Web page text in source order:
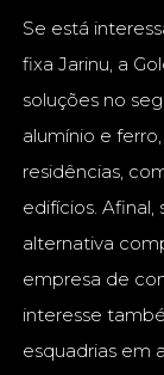
Se está
fixa Jarinu, a
soluções no
alumínio e
residências,
edifícios.
alternativa
empresa de
interesse
esquadrias em